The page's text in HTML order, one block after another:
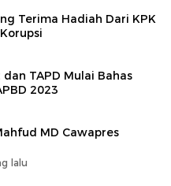
Terima Hadiah Dari KPK
TAPD Mulai Bahas
2023
MD Cawapres
lalu